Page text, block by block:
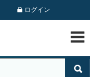
ログイン